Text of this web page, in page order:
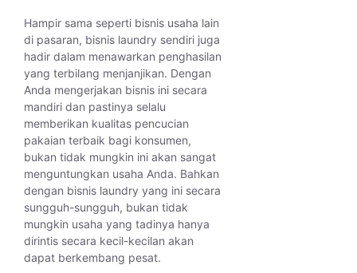
Hampir sama seperti bisnis usaha lain
di pasaran, bisnis laundry sendiri juga
hadir dalam menawarkan penghasilan
yang terbilang menjanjikan. Dengan
Anda mengerjakan bisnis ini secara
mandiri dan pastinya selalu
memberikan kualitas pencucian
pakaian terbaik bagi konsumen,
bukan tidak mungkin ini akan sangat
menguntungkan usaha Anda. Bahkan
dengan bisnis laundry yang ini secara
sungguh-sungguh, bukan tidak
mungkin usaha yang tadinya hanya
dirintis secara kecil-kecilan akan
dapat berkembang pesat.